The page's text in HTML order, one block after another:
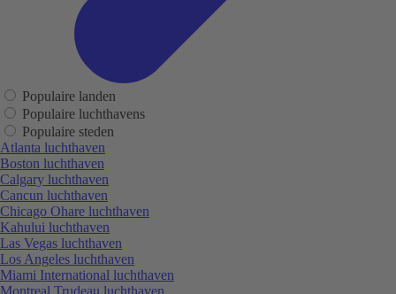
Populaire landen
Populaire luchthavens
Populaire steden
Atlanta luchthaven
Boston luchthaven
Calgary luchthaven
Cancun luchthaven
Chicago Ohare luchthaven
Kahului luchthaven
Las Vegas luchthaven
Los Angeles luchthaven
Miami International luchthaven
Montreal Trudeau luchthaven